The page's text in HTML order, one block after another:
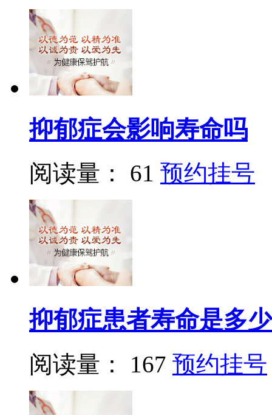
抑郁症会影响寿命吗
阅读量： 61 预约挂号
抑郁症患者寿命是多少
阅读量： 167 预约挂号